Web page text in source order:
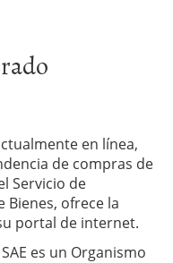
en línea,
de compras de
Servicio de
Bienes, ofrece la
portal de internet.
es un Organismo